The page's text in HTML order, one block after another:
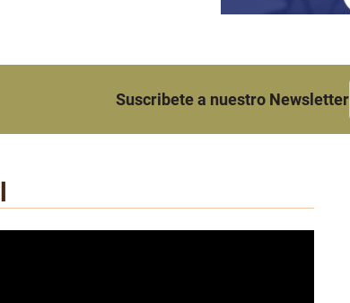
Suscribete a nuestro Newsletter